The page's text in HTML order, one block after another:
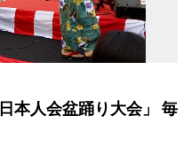
本人会盆踊り大会」 毎